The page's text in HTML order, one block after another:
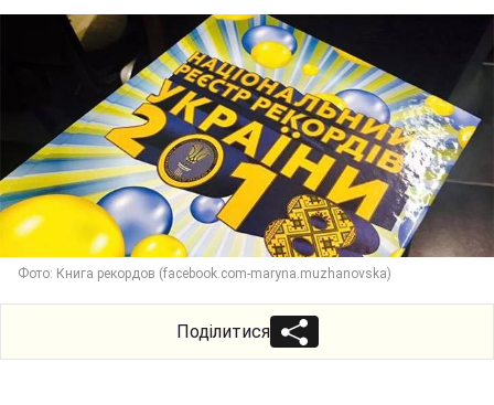
Фото: Книга рекордов (facebook.com-maryna.muzhanovska)
Поділитися